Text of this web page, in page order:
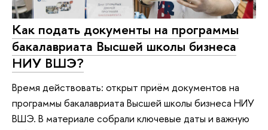
Как подать документы на программы
бакалавриата Высшей школы бизнеса
НИУ ВШЭ?
Время действовать: открыт приём документов на
программы бакалавриата Высшей школы бизнеса НИУ
ВШЭ. В материале собрали ключевые даты и важную